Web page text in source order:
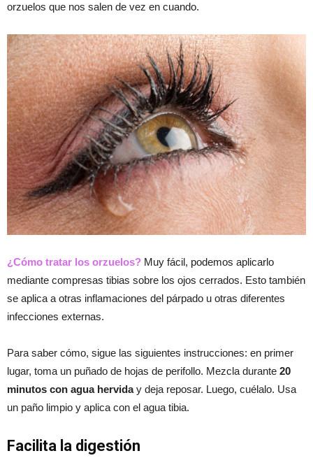
orzuelos que nos salen de vez en cuando.
¿Cómo tratar los orzuelos? Muy fácil, podemos aplicarlo
mediante compresas tibias sobre los ojos cerrados. Esto también
se aplica a otras inflamaciones del párpado u otras diferentes
infecciones externas.
Para saber cómo, sigue las siguientes instrucciones: en primer
lugar, toma un puñado de hojas de perifollo. Mezcla durante 20
minutos con agua herviday deja reposar. Luego, cuélalo. Usa
un paño limpio y aplica con el agua tibia.
Facilita la digestión